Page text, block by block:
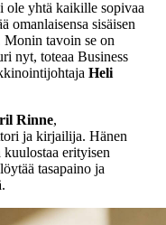
ole yhtä kaikille sopivaa
omanlaisensa sisäisen
Monin tavoin se on
nyt, toteaa Business
Heli
Rinne,
ja kirjailija. Hänen
kuulostaa erityisen
tasapaino ja